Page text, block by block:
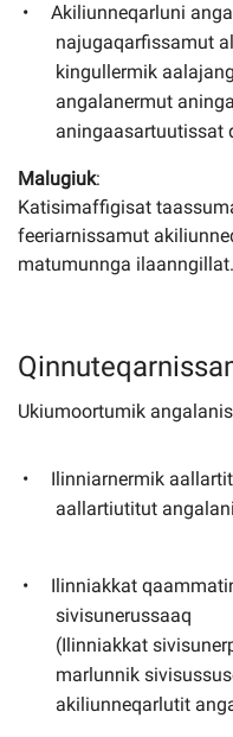
Akiliunneqarluni
najugaqarfissamut
kingullermik
angalanermut
aningaasartuutissat
Malugiuk:
Katisimaffigisat
feeriarnissamut
matumunnga ilaanngillat.
Ukiumoortumik
Ilinniarnermik
aallartiutitut
Ilinniakkat
sivisunerussaaq
(Ilinniakkat
marlunnik
akiliunneqarlutit